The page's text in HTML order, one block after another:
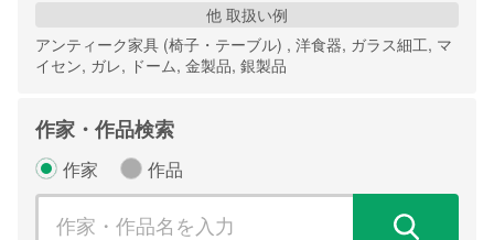
他 取扱い例
アンティーク家具 (椅子・テーブル) , 洋食器, ガラス細工, マ
イセン, ガレ, ドーム, 金製品, 銀製品
作家・作品検索
作家 作品